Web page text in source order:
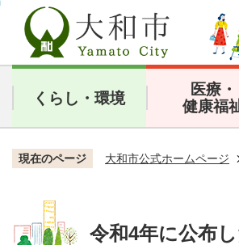
くらし・環境
医療・
健康福
現在のページ 大和市公式ホームページ
令和4年に公布